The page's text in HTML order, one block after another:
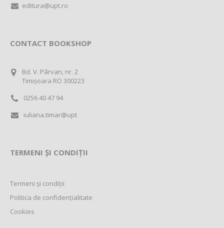
editura@upt.ro
CONTACT BOOKSHOP
Bd. V. Pârvan, nr. 2
Timișoara RO 300223
0256 40 47 94
iuliana.timar@upt
TERMENI ȘI CONDIȚII
Termeni și condiții
Politica de confidențialitate
Cookies